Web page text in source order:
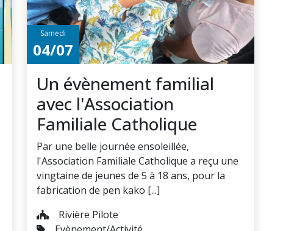
Samedi
04/07
Un évènement familial
avec l'Association
Familiale Catholique
Par une belle journée ensoleillée,
l'Association Familiale Catholique a reçu une
vingtaine de jeunes de 5 à 18 ans, pour la
fabrication de pen kako [...]
Rivière Pilote